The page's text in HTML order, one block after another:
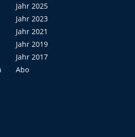
Jahr 2025
Jahr 2023
Jahr 2021
Jahr 2019
Jahr 2017
Abo